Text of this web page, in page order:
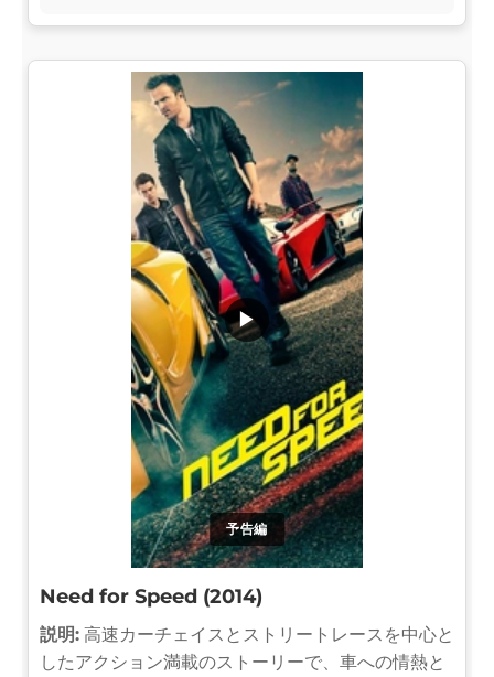
予告編
▶
Need for Speed (2014)
説明: 高速カーチェイスとストリートレースを中心と
したアクション満載のストーリーで、車への情熱と